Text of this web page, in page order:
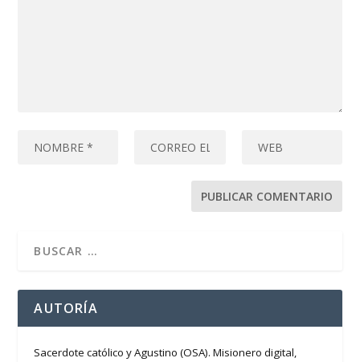
AUTORÍA
Sacerdote católico y Agustino (OSA). Misionero digital,